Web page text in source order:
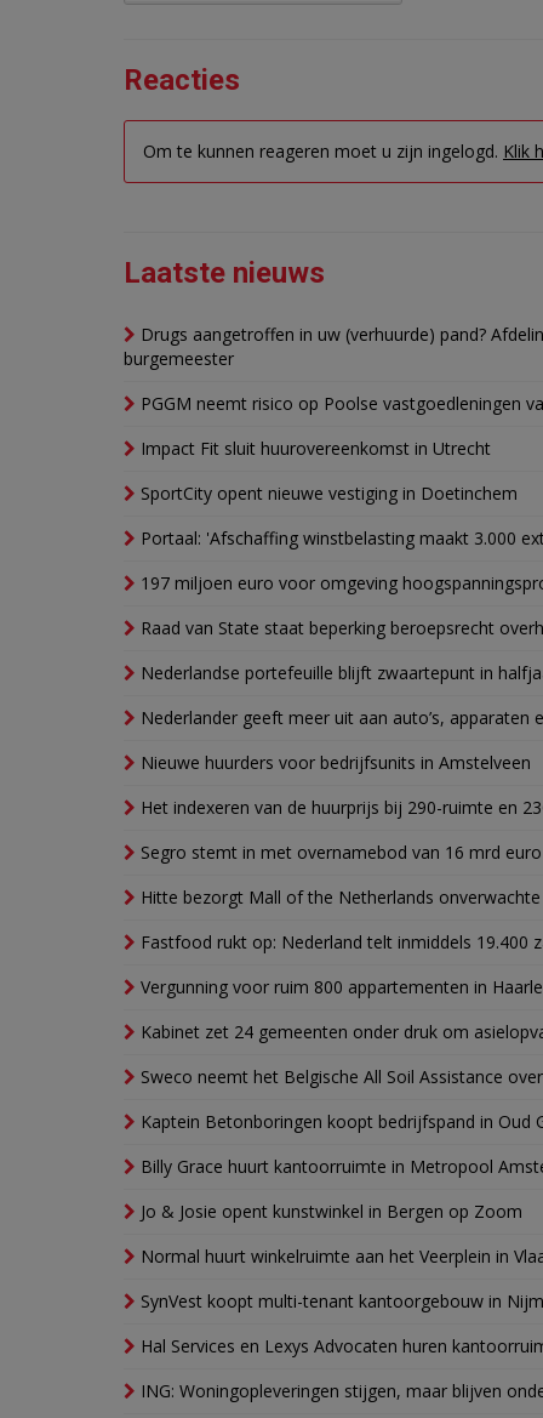
Reacties
Om te kunnen reageren moet u zijn ingelogd. Klik
Laatste nieuws
Drugs aangetroffen in uw (verhuurde) pand?
burgemeester
PGGM neemt risico op Poolse vastgoedleningen
Impact Fit sluit huurovereenkomst in Utrecht
SportCity opent nieuwe vestiging in Doetinchem
Portaal: 'Afschaffing winstbelasting maakt 3.000
197 miljoen euro voor omgeving
Raad van State staat beperking beroepsrecht
Nederlandse portefeuille blijft zwaartepunt in
Nederlander geeft meer uit aan auto’s, apparaten
Nieuwe huurders voor bedrijfsunits in Amstelveen
Het indexeren van de huurprijs bij 290-ruimte en
Segro stemt in met overnamebod van 16 mrd euro
Hitte bezorgt Mall of the Netherlands
Fastfood rukt op: Nederland telt inmiddels 19.400
Vergunning voor ruim 800 appartementen in
Kabinet zet 24 gemeenten onder druk om
Sweco neemt het Belgische All Soil Assistance over
Kaptein Betonboringen koopt bedrijfspand in Oud
Billy Grace huurt kantoorruimte in Metropool
Jo & Josie opent kunstwinkel in Bergen op Zoom
Normal huurt winkelruimte aan het Veerplein in
SynVest koopt multi-tenant kantoorgebouw in
Hal Services en Lexys Advocaten huren
ING: Woningopleveringen stijgen, maar blijven